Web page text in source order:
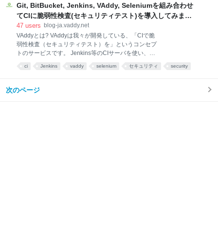
ルで受け取りできます。ただし、これはビルド失敗の
みメール通知されます。 Hipchatプラグインを入れる
と、ビルド後の処理にHipchat通知が追加でき、下記画
ビルド結果へのリンクもメッセージの中に入るため便
利です。 設定は簡単で、Jenkinsプラグインをインス
トールしてAPI情報を入れるのみです。手順を説明し
ます。 ステップ1 プラグインのインストール Hipchat
Git, BitBucket, Jenkins, VAddy, Seleniumを組み合わせ
てCIに脆弱性検査(セキュリティテスト)を導入してみまし
た - 継続的WEBセキュリティテスト VAddyブログ
47 users blog-ja.vaddy.net
VAddyとは? VAddyは我々が開発している、「CIで脆
弱性検査（セキュリティテスト）を」というコンセプ
トのサービスです。 Jenkins等のCIサーバを使い、
使ったブラウザテストを行うというテスト（開発）手
てくれるものです。 しかし、テストの中でもまだ広く
ci Jenkins vaddy selenium セキュリティ security
次のページ